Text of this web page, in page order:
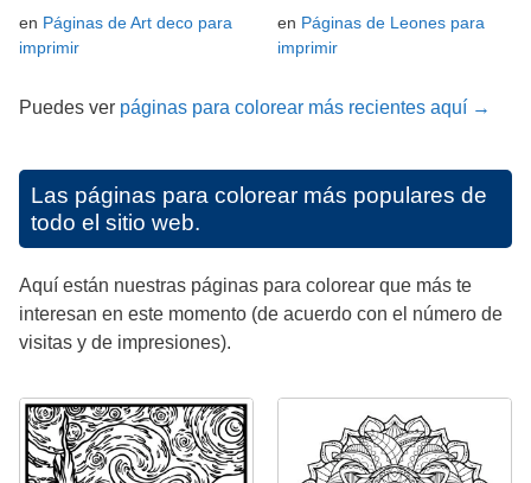
en Páginas de Art deco para
imprimir
en Páginas de Leones para
imprimir
Puedes ver páginas para colorear más recientes aquí →
Las páginas para colorear más populares de
todo el sitio web.
Aquí están nuestras páginas para colorear que más te
interesan en este momento (de acuerdo con el número de
visitas y de impresiones).